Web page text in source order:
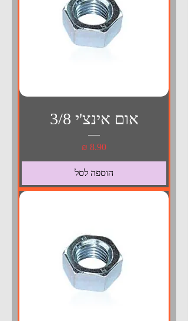
אום אינצ'י 3/8
מחיר
הוספה לסל